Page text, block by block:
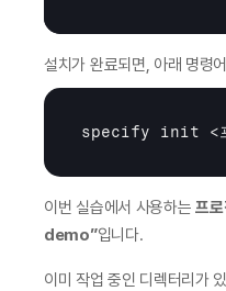
설치가 완료되면, 아래 명령
specify init <프
이번 실습에서 사용하는 프
demo”입니다.
이미 작업 중인 디렉터리가